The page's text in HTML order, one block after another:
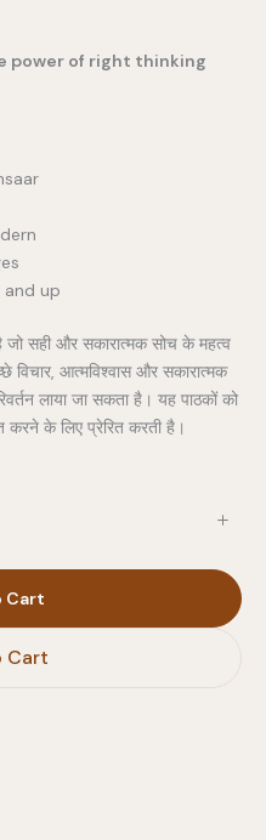
power of right thinking
and up
सही और सकारात्मक सोच के महत्व
विचार, आत्मविश्वास और सकारात्मक
लाया जा सकता है। यह पाठकों को
करने के लिए प्रेरित करती है।
Cart
Cart